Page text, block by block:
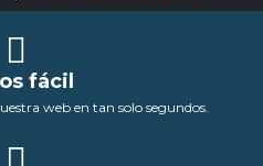
fácil
web en tan solo segundos.